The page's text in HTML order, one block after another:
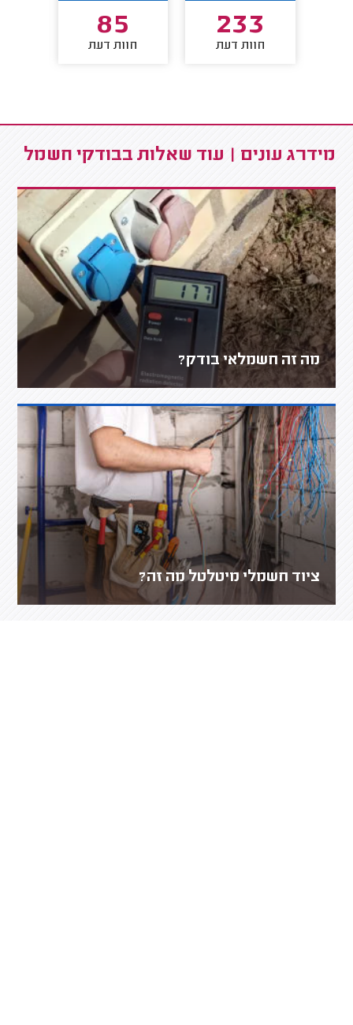
233
חוות דעת
85
חוות דעת
מידרג עונים | עוד שאלות בבודקי חשמל
מה זה חשמלאי בודק?
ציוד חשמלי מיטלטל מה זה?